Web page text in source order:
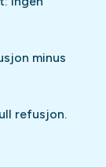
minus
refusjon.